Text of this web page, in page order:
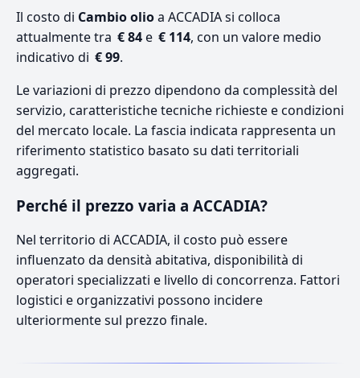
Il costo di Cambio olioa ACCADIA si colloca
attualmente tra € 84e € 114, con un valore medio
indicativo di € 99.
Le variazioni di prezzo dipendono da complessità del
servizio, caratteristiche tecniche richieste e condizioni
del mercato locale. La fascia indicata rappresenta un
riferimento statistico basato su dati territoriali
aggregati.
Perché il prezzo varia a ACCADIA?
Nel territorio di ACCADIA, il costo può essere
influenzato da densità abitativa, disponibilità di
operatori specializzati e livello di concorrenza. Fattori
logistici e organizzativi possono incidere
ulteriormente sul prezzo finale.